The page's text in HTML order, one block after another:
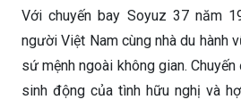
Với chuyến bay Soyuz 37 năm
người Việt Nam cùng nhà du hành
sứ mệnh ngoài không gian.
sinh động của tình hữu nghị và